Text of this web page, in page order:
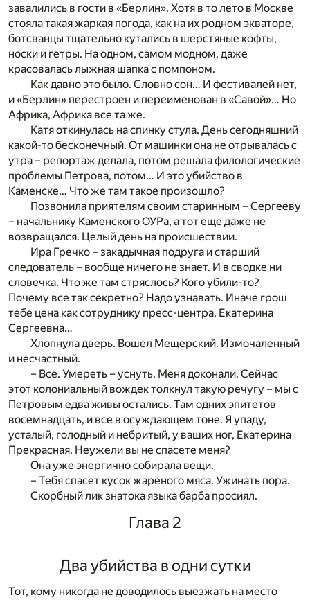
завалились в гости в «Берлин». Хотя в то лето в Москве
стояла такая жаркая погода, как на их родном экваторе,
ботсванцы тщательно кутались в шерстяные кофты,
носки и гетры. На одном, самом модном, даже
красовалась лыжная шапка с помпоном.
Как давно это было. Словно сон… И фестивалей нет,
и «Берлин» перестроен и переименован в «Савой»… Но
Африка, Африка все та же.
Катя откинулась на спинку стула. День сегодняшний
какой-то бесконечный. От машинки она не отрывалась с
утра – репортаж делала, потом решала филологические
проблемы Петрова, потом… И это убийство в
Каменске… Что же там такое произошло?
Позвонила приятелям своим старинным – Сергееву
– начальнику Каменского ОУРа, а тот еще даже не
возвращался. Целый день на происшествии.
Ира Гречко – закадычная подруга и старший
следователь – вообще ничего не знает. И в сводке ни
словечка. Что же там стряслось? Кого убили-то?
Почему все так секретно? Надо узнавать. Иначе грош
тебе цена как сотруднику пресс-центра, Екатерина
Сергеевна…
Хлопнула дверь. Вошел Мещерский. Измочаленный
и несчастный.
– Все. Умереть – уснуть. Меня доконали. Сейчас
этот колониальный вождек толкнул такую речугу – мы с
Петровым едва живы остались. Там одних эпитетов
восемнадцать, и все в осуждающем тоне. Я упаду,
усталый, голодный и небритый, у ваших ног, Екатерина
Прекрасная. Неужели вы не спасете меня?
Она уже энергично собирала вещи.
– Тебя спасет кусок жареного мяса. Ужинать пора.
Скорбный лик знатока языка барба просиял.
Глава 2
Два убийства в одни сутки
Тот, кому никогда не доводилось выезжать на место